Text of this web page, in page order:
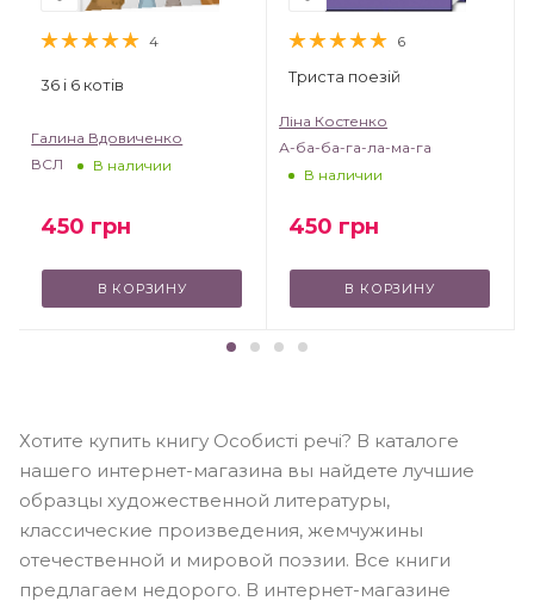
4
36 і 6 котів
Галина Вдовиченко
ВСЛ
В наличии
450 грн
В КОРЗИНУ
6
Триста поезій
Ліна Костенко
А-ба-ба-га-ла-ма-га
В наличии
450 грн
В КОРЗИНУ
Хотите купить книгу Особисті речі? В каталоге
нашего интернет-магазина вы найдете лучшие
образцы художественной литературы,
классические произведения, жемчужины
отечественной и мировой поэзии. Все книги
предлагаем недорого. В интернет-магазине